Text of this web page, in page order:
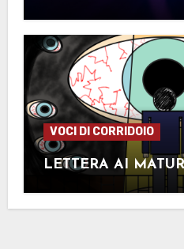
VOCI DI CORRIDOIO
LETTERA AI